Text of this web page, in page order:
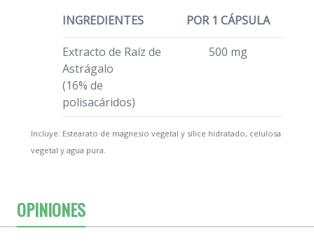
INGREDIENTES POR 1 CÁPSULA
Extracto de Raíz de
Astrágalo
(16% de
polisacáridos)
500 mg
Incluye: Estearato de magnesio vegetal y sílice hidratado, celulosa
vegetal y agua pura.
OPINIONES